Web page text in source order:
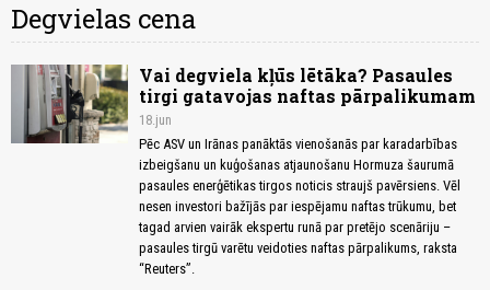
Degvielas cena
Vai degviela kļūs lētāka? Pasaules
tirgi gatavojas naftas pārpalikumam
18.jun
Pēc ASV un Irānas panāktās vienošanās par karadarbības
izbeigšanu un kuģošanas atjaunošanu Hormuza šaurumā
pasaules enerģētikas tirgos noticis straujš pavērsiens. Vēl
nesen investori bažījās par iespējamu naftas trūkumu, bet
tagad arvien vairāk ekspertu runā par pretējo scenāriju –
pasaules tirgū varētu veidoties naftas pārpalikums, raksta
“Reuters”.